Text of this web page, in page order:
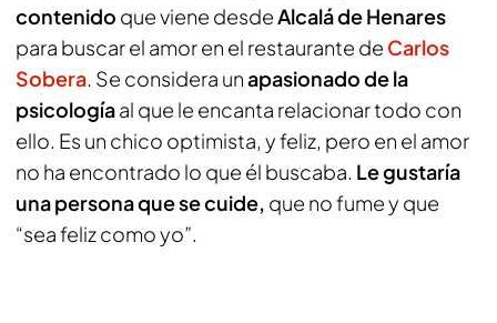
contenido que viene desdeAlcalá de Henares
para buscar el amor en el restaurante de Carlos
Sobera. Se considera unapasionado de la
psicologíaal que le encanta relacionar todo con
ello. Es un chico optimista, y feliz, pero en el amor
no ha encontrado lo que él buscaba. Le gustaría
una persona que se cuide, que no fume y que
“sea feliz como yo”.